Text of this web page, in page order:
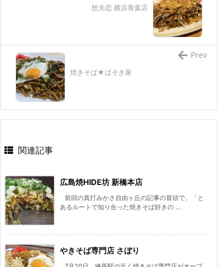
想夫恋 横浜青葉店
焼きそば★ばそき家
Prev
関連記事
広島焼HIDE坊 新橋本店
前回の真打みかさ自由ヶ丘の記事の冒頭で、「と
あるルートで知り合った焼きそば好きの ...
やきそば専門店 さぼり